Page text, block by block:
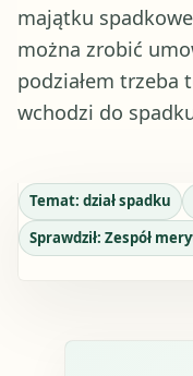
majątku
można zrobić
podziałem trzeba
wchodzi do
Temat: dział spadku
Sprawdził: Zespół